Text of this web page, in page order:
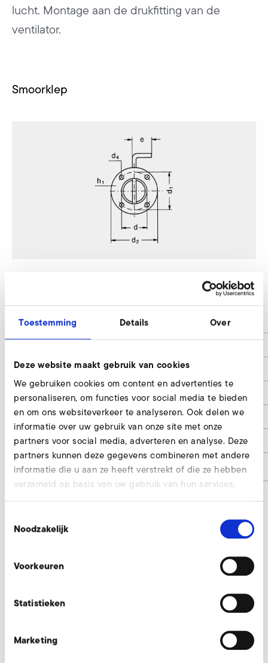
Toestemming Details Over
Deze website maakt gebruik van cookies
We gebruiken cookies om content en advertenties te
personaliseren, om functies voor social media te bieden
en om ons websiteverkeer te analyseren. Ook delen we
informatie over uw gebruik van onze site met onze
partners voor social media, adverteren en analyse. Deze
partners kunnen deze gegevens combineren met andere
informatie die u aan ze heeft verstrekt of die ze hebben
verzameld op basis van uw gebruik van hun services.
Noodzakelijk
Voorkeuren
Statistieken
Marketing
lucht. Montage aan de drukfitting van de
ventilator.
Smoorklep
d2
e
h1
Artikelnummer
6
34
12
9000111
Smoorklep aanvragen
Andere toebehoordelen SD 2n M, SE 2n